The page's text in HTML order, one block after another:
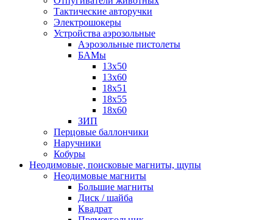
Тактические авторучки
Электрошокеры
Устройства аэрозольные
Аэрозольные пистолеты
БАМы
13х50
13х60
18х51
18х55
18х60
ЗИП
Перцовые баллончики
Наручники
Кобуры
Неодимовые, поисковые магниты, щупы
Неодимовые магниты
Большие магниты
Диск / шайба
Квадрат